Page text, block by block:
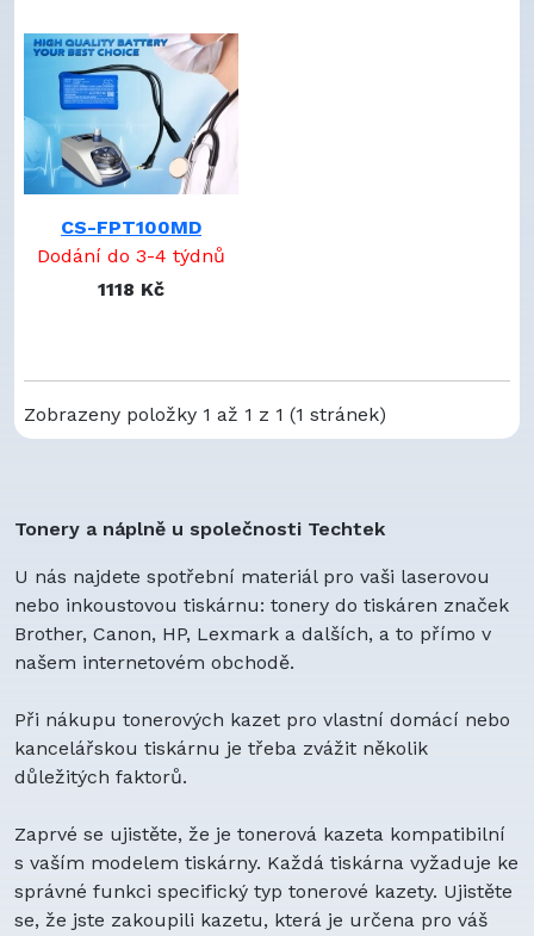
CS-FPT100MD
Dodání do 3-4 týdnů
1118 Kč
Zobrazeny položky 1 až 1 z 1 (1 stránek)
Tonery a náplně u společnosti Techtek
U nás najdete spotřební materiál pro vaši laserovou
nebo inkoustovou tiskárnu: tonery do tiskáren značek
Brother, Canon, HP, Lexmark a dalších, a to přímo v
našem internetovém obchodě.
Při nákupu tonerových kazet pro vlastní domácí nebo
kancelářskou tiskárnu je třeba zvážit několik
důležitých faktorů.
Zaprvé se ujistěte, že je tonerová kazeta kompatibilní
s vaším modelem tiskárny. Každá tiskárna vyžaduje ke
správné funkci specifický typ tonerové kazety. Ujistěte
se, že jste zakoupili kazetu, která je určena pro váš